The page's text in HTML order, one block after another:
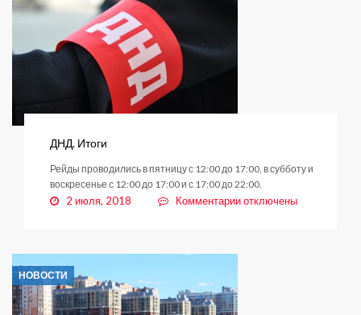
ДНД. Итоги
Рейды проводились в пятницу с 12:00 до 17:00, в субботу и
воскресенье с 12:00 до 17:00 и с 17:00 до 22:00.
2 июля, 2018 Комментариикотключены
НОВОСТИ